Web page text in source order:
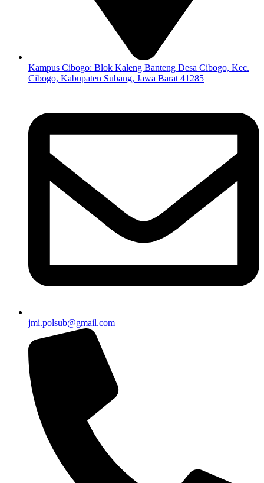
Kampus Cibogo: Blok Kaleng Banteng Desa Cibogo, Kec.
Cibogo, Kabupaten Subang, Jawa Barat 41285
jmi.polsub@gmail.com